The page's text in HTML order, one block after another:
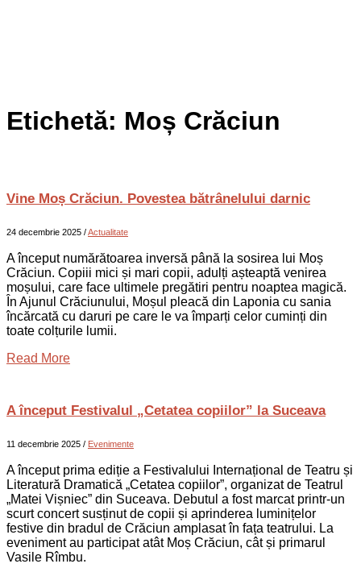
Etichetă: Moș Crăciun
Vine Moș Crăciun. Povestea bătrânelului darnic
24 decembrie 2025 /Actualitate
A început numărătoarea inversă până la sosirea lui Moș
Crăciun. Copiii mici și mari copii, adulți așteaptă venirea
moșului, care face ultimele pregătiri pentru noaptea magică.
În Ajunul Crăciunului, Moșul pleacă din Laponia cu sania
încărcată cu daruri pe care le va împarți celor cuminți din
toate colțurile lumii.
Read More
A început Festivalul „Cetatea copiilor” la Suceava
11 decembrie 2025 / Evenimente
A început prima ediție a Festivalului Internațional de Teatru și
Literatură Dramatică „Cetatea copiilor”, organizat de Teatrul
„Matei Vișniec” din Suceava. Debutul a fost marcat printr-un
scurt concert susținut de copii și aprinderea luminițelor
festive din bradul de Crăciun amplasat în fața teatrului. La
eveniment au participat atât Moș Crăciun, cât și primarul
Vasile Rîmbu.